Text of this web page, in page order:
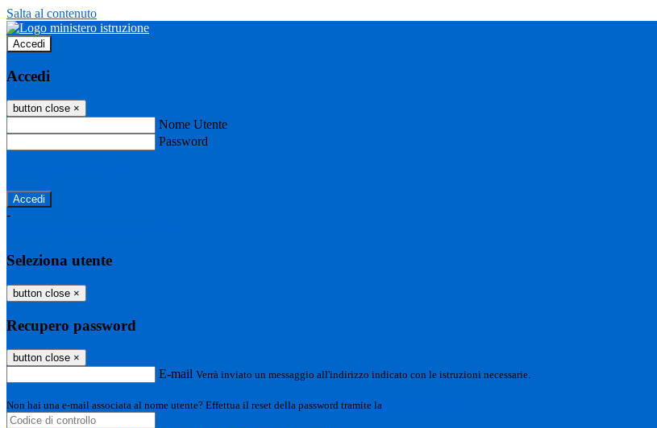
Salta al contenuto
Accedi
Accedi
button close ×
Nome Utente
Password
-
Seleziona utente
button close ×
Recupero password
button close ×
E-mail Verrà inviato un messaggio all'indirizzo indicato con le istruzioni necessarie.
Non hai una e-mail associata al nome utente? Effettua il reset della password tramite la